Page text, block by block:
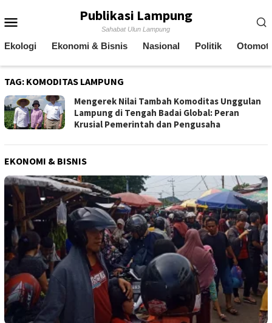
to
Publikasi Lampung
Sahabat Ulun Lampung
Ekologi Ekonomi & Bisnis Nasional Politik
TAG: KOMODITAS LAMPUNG
Mengerek Nilai Tambah Komoditas Unggulan
Lampung di Tengah Badai Global: Peran
Krusial Pemerintah dan Pengusaha
EKONOMI & BISNIS